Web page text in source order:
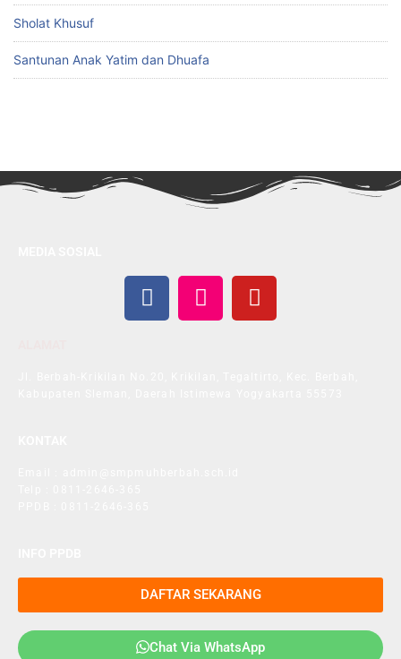
Sholat Khusuf
Santunan Anak Yatim dan Dhuafa
DAFTAR SEKARANG
Chat Via WhatsApp